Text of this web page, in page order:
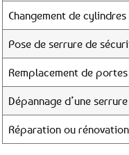
Changement de
Pose de serrure de
Remplacement de
Dépannage d’une
Réparation ou